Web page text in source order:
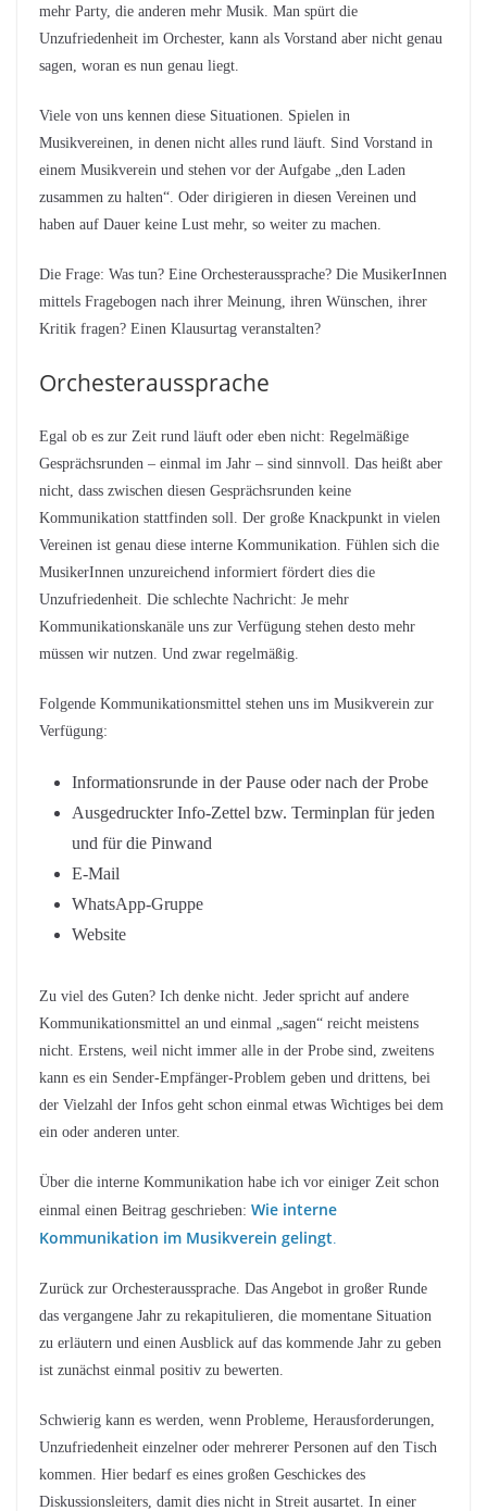
mehr Party, die anderen mehr Musik. Man spürt die
Unzufriedenheit im Orchester, kann als Vorstand aber nicht genau
sagen, woran es nun genau liegt.
Viele von uns kennen diese Situationen. Spielen in
Musikvereinen, in denen nicht alles rund läuft. Sind Vorstand in
einem Musikverein und stehen vor der Aufgabe „den Laden
zusammen zu halten“. Oder dirigieren in diesen Vereinen und
haben auf Dauer keine Lust mehr, so weiter zu machen.
Die Frage: Was tun? Eine Orchesteraussprache? Die MusikerInnen
mittels Fragebogen nach ihrer Meinung, ihren Wünschen, ihrer
Kritik fragen? Einen Klausurtag veranstalten?
Orchesteraussprache
Egal ob es zur Zeit rund läuft oder eben nicht: Regelmäßige
Gesprächsrunden – einmal im Jahr – sind sinnvoll. Das heißt aber
nicht, dass zwischen diesen Gesprächsrunden keine
Kommunikation stattfinden soll. Der große Knackpunkt in vielen
Vereinen ist genau diese interne Kommunikation. Fühlen sich die
MusikerInnen unzureichend informiert fördert dies die
Unzufriedenheit. Die schlechte Nachricht: Je mehr
Kommunikationskanäle uns zur Verfügung stehen desto mehr
müssen wir nutzen. Und zwar regelmäßig.
Folgende Kommunikationsmittel stehen uns im Musikverein zur
Verfügung:
Informationsrunde in der Pause oder nach der Probe
Ausgedruckter Info-Zettel bzw. Terminplan für jeden
und für die Pinwand
E-Mail
WhatsApp-Gruppe
Website
Zu viel des Guten? Ich denke nicht. Jeder spricht auf andere
Kommunikationsmittel an und einmal „sagen“ reicht meistens
nicht. Erstens, weil nicht immer alle in der Probe sind, zweitens
kann es ein Sender-Empfänger-Problem geben und drittens, bei
der Vielzahl der Infos geht schon einmal etwas Wichtiges bei dem
ein oder anderen unter.
Über die interne Kommunikation habe ich vor einiger Zeit schon
einmal einen Beitrag geschrieben: Wie interne
Kommunikation im Musikverein gelingt
Zurück zur Orchesteraussprache. Das Angebot in großer Runde
das vergangene Jahr zu rekapitulieren, die momentane Situation
zu erläutern und einen Ausblick auf das kommende Jahr zu geben
ist zunächst einmal positiv zu bewerten.
Schwierig kann es werden, wenn Probleme, Herausforderungen,
Unzufriedenheit einzelner oder mehrerer Personen auf den Tisch
kommen. Hier bedarf es eines großen Geschickes des
Diskussionsleiters, damit dies nicht in Streit ausartet. In einer